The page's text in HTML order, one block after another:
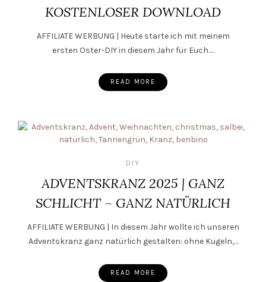
KOSTENLOSER DOWNLOAD
AFFILIATE WERBUNG | Heute starte ich mit meinem
ersten Oster-DIY in diesem Jahr für Euch.…
READ MORE
DIY
ADVENTSKRANZ 2025 | GANZ
SCHLICHT – GANZ NATÜRLICH
AFFILIATE WERBUNG | In diesem Jahr wollte ich unseren
Adventskranz ganz natürlich gestalten: ohne Kugeln,…
READ MORE